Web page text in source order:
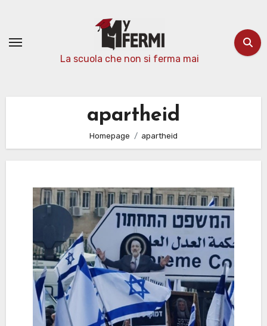
contenuto
La scuola che non si ferma mai
apartheid
Homepage apartheid